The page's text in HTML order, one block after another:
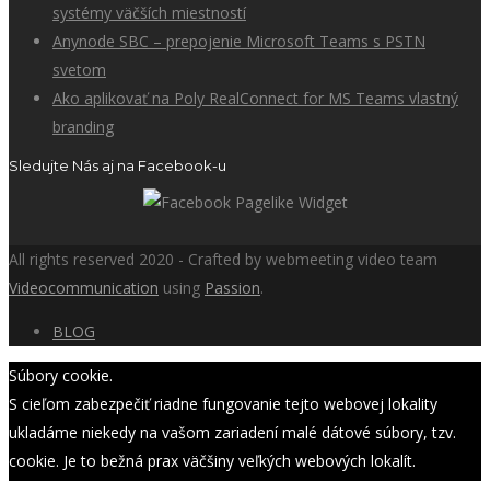
systémy väčších miestností
Anynode SBC – prepojenie Microsoft Teams s PSTN
svetom
Ako aplikovať na Poly RealConnect for MS Teams vlastný
branding
Sledujte Nás aj na Facebook-u
All rights reserved 2020 - Crafted by webmeeting video team
Videocommunication using Passion.
BLOG
Súbory cookie.
S cieľom zabezpečiť riadne fungovanie tejto webovej lokality
ukladáme niekedy na vašom zariadení malé dátové súbory, tzv.
cookie. Je to bežná prax väčšiny veľkých webových lokalít.